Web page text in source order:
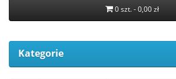
0 szt. - 0,00 zł
Kategorie